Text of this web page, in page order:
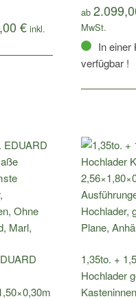
€
ab
In einer
verfügbar !
1,35to. +
Hochlader